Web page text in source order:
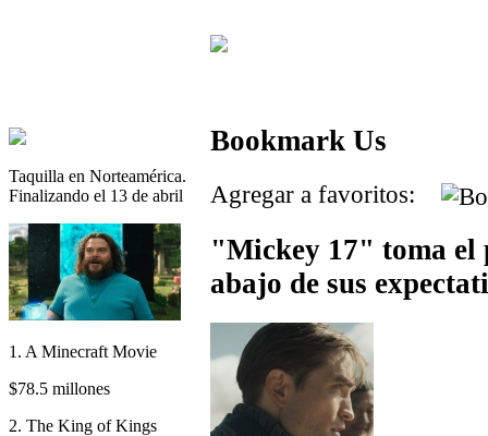
Taquilla en Norteamérica.
Finalizando el 13 de abril
1. A Minecraft Movie
$78.5 millones
2. The King of Kings
Bookmark Us
Agregar a favoritos:
"Mickey 17" toma el
abajo de sus